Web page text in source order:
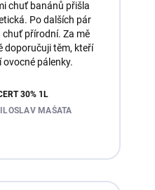
chuť banánů přišla
Po dalších pár
přírodní. Za mě
doporučuji těm, kteří
pálenky.
30% 1L
MAŠATA